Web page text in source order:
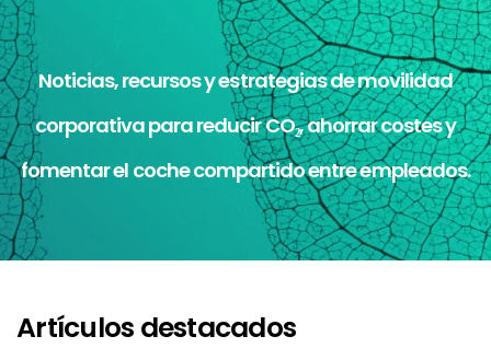
Noticias, recursos y estrategias de movilidad
corporativa para reducir CO₂, ahorrar costes y
fomentar el coche compartido entre empleados.
Artículos destacados